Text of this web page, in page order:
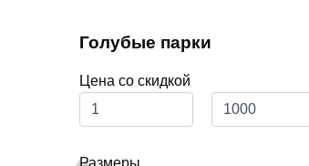
Голубые парки
Цена со скидкой
Размеры